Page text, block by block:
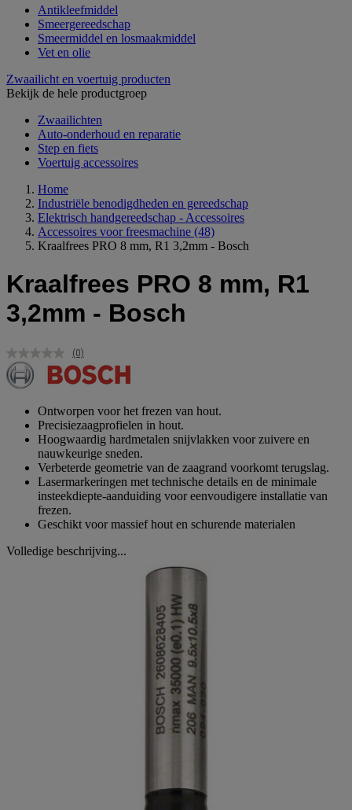
Antikleefmiddel
Smeergereedschap
Smeermiddel en losmaakmiddel
Vet en olie
Zwaailicht en voertuig producten
Bekijk de hele productgroep
Zwaailichten
Auto-onderhoud en reparatie
Step en fiets
Voertuig accessoires
Home
Industriële benodigdheden en gereedschap
Elektrisch handgereedschap - Accessoires
Accessoires voor freesmachine (48)
Kraalfrees PRO 8 mm, R1 3,2mm - Bosch
Kraalfrees PRO 8 mm, R1
3,2mm - Bosch
Geen
scorewaarde.
Dezelfde
(0)
Ontworpen voor het frezen van hout.
Precisiezaagprofielen in hout.
Hoogwaardig hardmetalen snijvlakken voor zuivere en
nauwkeurige sneden.
Verbeterde geometrie van de zaagrand voorkomt terugslag.
Lasermarkeringen met technische details en de minimale
insteekdiepte-aanduiding voor eenvoudigere installatie van
frezen.
Geschikt voor massief hout en schurende materialen
Volledige beschrijving...